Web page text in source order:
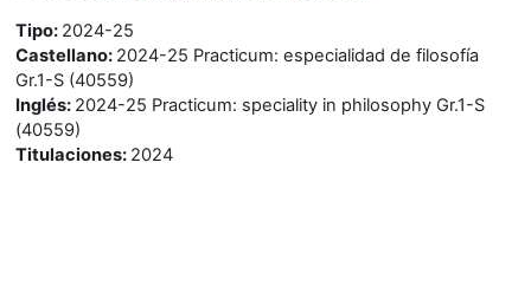
Tipo: 2024-25
Castellano: 2024-25 Practicum: especialidad de filosofía
Gr.1-S (40559)
Inglés: 2024-25 Practicum: speciality in philosophy Gr.1-S
(40559)
Titulaciones: 2024